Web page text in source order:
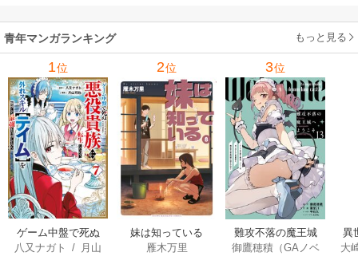
の
れ
メ
青年マンガランキング もっと見る
1位
ゲーム中盤で死ぬ
悪役貴族に転生し
八又ナガト /
月山
2位
妹は知っている
雁木万里
3位
難攻不落の魔王城
へようこそ～デバ
御鷹穂積（GAノベ
異
は
大